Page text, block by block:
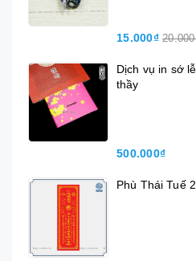
15.000₫
Dịch vụ in sớ
thầy
500.000₫
Phù Thái Tuế